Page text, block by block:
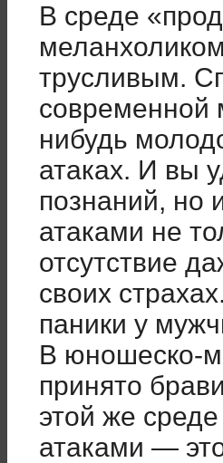
В среде
трусливым.
современной
нибудь
атаках. И вы
познаний, но
атаками не
отсутствие
своих
паники у
В юношеско-
принято
этой же
атаками —